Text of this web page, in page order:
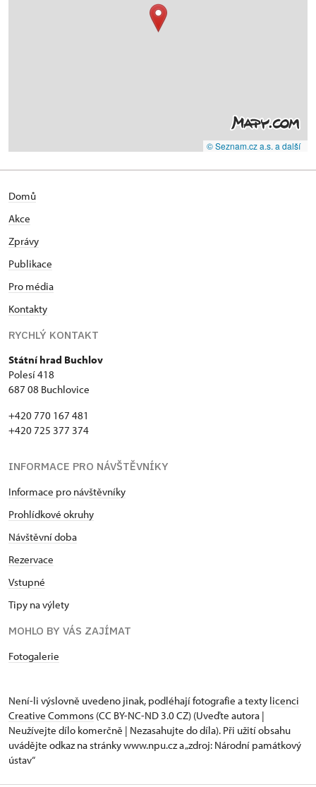
© Seznam.cz a.s. a další
Domů
Akce
Zprávy
Publikace
Pro média
Kontakty
RYCHLÝ KONTAKT
Státní hrad Buchlov
Polesí 418
687 08 Buchlovice
+420 770 167 481
+420 725 377 374
INFORMACE PRO NÁVŠTĚVNÍKY
Informace pro návštěvníky
Prohlídkové okruhy
Návštěvní doba
Rezervace
Vstupné
Tipy na výlety
MOHLO BY VÁS ZAJÍMAT
Fotogalerie
Není-li výslovně uvedeno jinak, podléhají fotografie a texty licenci
Creative Commons (CC BY-NC-ND 3.0 CZ) (Uveďte autora |
Neužívejte dílo komerčně | Nezasahujte do díla). Při užití obsahu
uvádějte odkaz na stránky www.npu.cz a „zdroj: Národní památkový
ústav“